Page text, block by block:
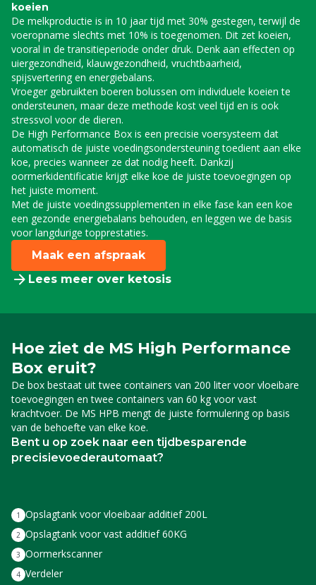
koeien
De melkproductie is in 10 jaar tijd met 30% gestegen, terwijl de
voeropname slechts met 10% is toegenomen. Dit zet koeien,
vooral in de transitieperiode onder druk. Denk aan effecten op
uiergezondheid, klauwgezondheid, vruchtbaarheid,
spijsvertering en energiebalans.
Vroeger gebruikten boeren bolussen om individuele koeien te
ondersteunen, maar deze methode kost veel tijd en is ook
stressvol voor de dieren.
De High Performance Box is een precisie voersysteem dat
automatisch de juiste voedingsondersteuning toedient aan elke
koe, precies wanneer ze dat nodig heeft. Dankzij
oormerkidentificatie krijgt elke koe de juiste toevoegingen op
het juiste moment.
Met de juiste voedingssupplementen in elke fase kan een koe
een gezonde energiebalans behouden, en leggen we de basis
voor langdurige topprestaties.
Maak een afspraak
Lees meer over ketosis
Hoe ziet de MS High Performance
Box eruit?
De box bestaat uit twee containers van 200 liter voor vloeibare
toevoegingen en twee containers van 60 kg voor vast
krachtvoer. De MS HPB mengt de juiste formulering op basis
van de behoefte van elke koe.
Bent u op zoek naar een tijdbesparende
precisievoederautomaat?
Opslagtank voor vloeibaar additief 200L
Opslagtank voor vast additief 60KG
Oormerkscanner
Verdeler